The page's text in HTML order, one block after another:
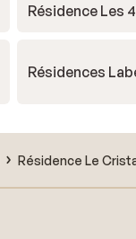
Résidence Les
Résidences
Résidence Le